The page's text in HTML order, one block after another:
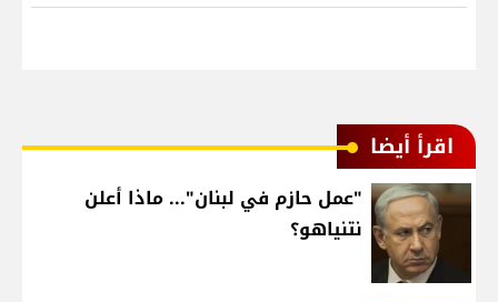
اقرأ أيضا
"عمل حازم في لبنان"... ماذا أعلن
نتنياهو؟